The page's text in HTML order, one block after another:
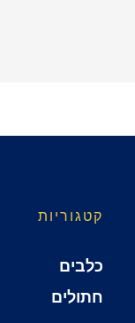
קטגוריות
כלבים
חתולים